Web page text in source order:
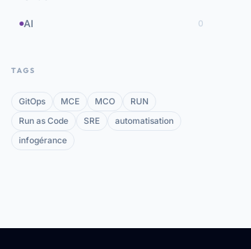
AI 0
TAGS
GitOps MCE MCO
RUN
Run as Code
SRE
automatisation
infogérance